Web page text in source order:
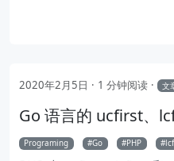
2020年2月5日 1 分钟阅读 文
Go 语言的 ucfirst、
Programing Go PHP